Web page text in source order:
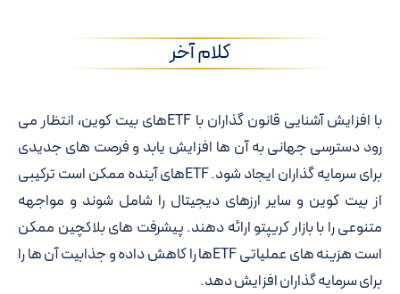
کلام آخر
با افزایش آشنایی قانون گذاران با ETFهای بیت کوین، انتظار می
رود دسترسی جهانی به آن ها افزایش یابد و فرصت های جدیدی
برای سرمایه گذاران ایجاد شود. ETFهای آینده ممکن است ترکیبی
از بیت کوین و سایر ارزهای دیجیتال را شامل شوند و مواجهه
متنوعی را با بازار کریپتو ارائه دهند. پیشرفت های بلاکچین ممکن
است هزینه های عملیاتی ETFها را کاهش داده و جذابیت آن ها را
برای سرمایه گذاران افزایش دهد.